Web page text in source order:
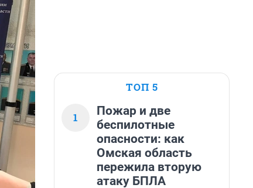
ТОП 5
1
Пожар и две
беспилотные
опасности: как
Омская область
пережила вторую
атаку БПЛА